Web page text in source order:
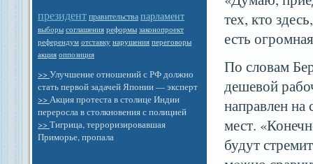
президентправительствапарламент
выборы соглашения реформы законопроект
референдум отставку нарушения переговоры
акция оппозиция
>> Улучшение отношений с РФ должно
стать первой задачей Японии — эксперт
>> Акция протеста в столице Индии
переросла в столкновения с полицией
>> Тигрица, терроризировавшая
Приморье, пропала
тех, кто
есть
По словам
дешевой
направлен на
мест.
будут